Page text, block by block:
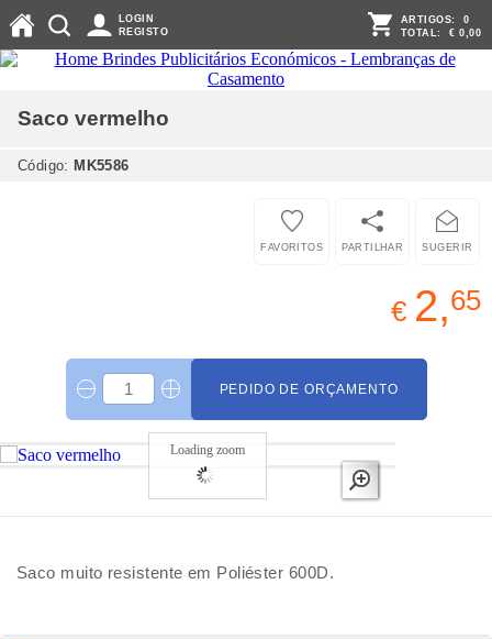
LOGIN
REGISTO
ARTIGOS: 0
TOTAL: € 0,00
Saco vermelho
Código: MK5586
SUGERIR
PARTILHAR
FAVORITOS
€ 2,65
PEDIDO DE ORÇAMENTO
Loading zoom
Saco muito resistente em Poliéster 600D.